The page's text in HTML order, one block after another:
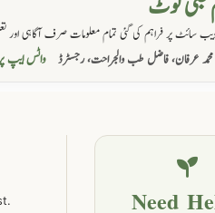
سائٹ پر فراہم کی گئی تمام معلومات صرف آگاہی اور
عرفان، فاضل طب والجراحت، رجسٹرڈ واٹس ایپ
Need